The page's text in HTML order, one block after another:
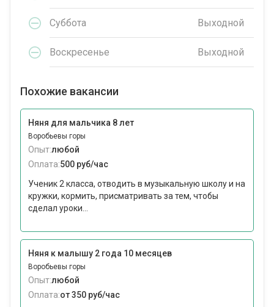
Суббота Выходной
Воскресенье Выходной
Похожие вакансии
Няня для мальчика 8 лет
Воробьевы горы
Опыт:любой
Оплата:500 руб/час
Ученик 2 класса, отводить в музыкальную школу и на
кружки, кормить, присматривать за тем, чтобы
сделал уроки...
Няня к малышу 2 года 10 месяцев
Воробьевы горы
Опыт:любой
Оплата:от 350 руб/час